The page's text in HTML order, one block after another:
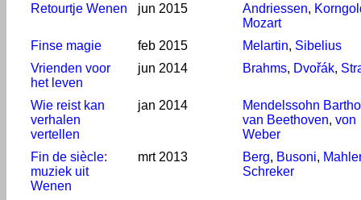
Retourtje Wenen
jun 2015 Andriessen,
Mozart
Finse magie
feb 2015 Melartin, Sibelius
Vrienden voor
het leven
jun 2014 Brahms, Dvořák,
Wie reist kan
verhalen
vertellen
jan 2014
Mendelssohn
van Beethoven, von
Weber
Fin de siècle:
muziek uit
Wenen
mrt 2013 Berg, Busoni, Mahler
Schreker